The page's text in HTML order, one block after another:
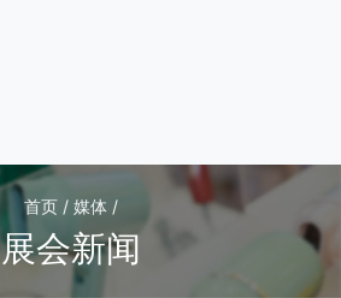
首页 / 媒体 /
展会新闻